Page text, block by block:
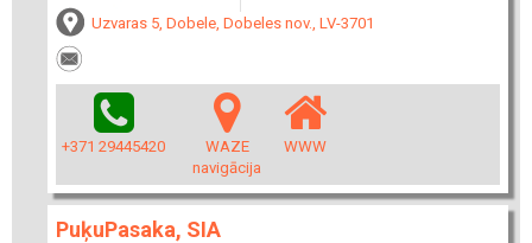
Uzvaras 5, Dobele, Dobeles nov., LV-3701
+371 29445420
WAZE
navigācija
WWW
PuķuPasaka, SIA